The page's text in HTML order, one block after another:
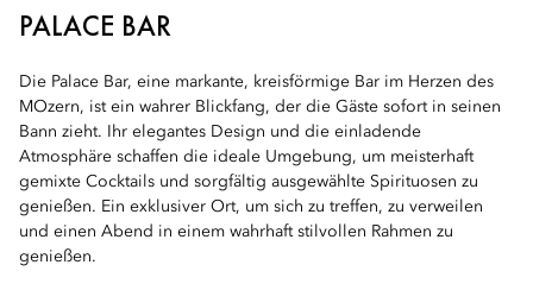
PALACE BAR
Die Palace Bar, eine markante, kreisförmige Bar im Herzen des
MOzern, ist ein wahrer Blickfang, der die Gäste sofort in seinen
Bann zieht. Ihr elegantes Design und die einladende
Atmosphäre schaffen die ideale Umgebung, um meisterhaft
gemixte Cocktails und sorgfältig ausgewählte Spirituosen zu
genießen. Ein exklusiver Ort, um sich zu treffen, zu verweilen
und einen Abend in einem wahrhaft stilvollen Rahmen zu
genießen.